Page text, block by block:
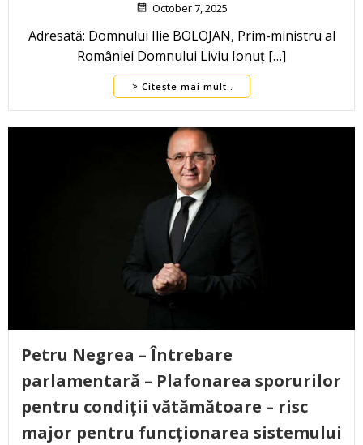
October 7, 2025
Adresată: Domnului Ilie BOLOJAN, Prim-ministru al
României Domnului Liviu Ionuț […]
Citește mai mult..
Petru Negrea – Întrebare
parlamentară – Plafonarea sporurilor
pentru condiții vătămătoare – risc
major pentru funcționarea sistemului